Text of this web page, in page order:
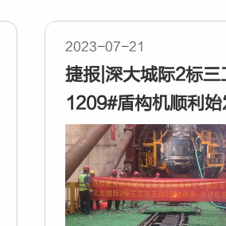
2023-07-21
捷报|深大城际2标三
1209#盾构机顺利始